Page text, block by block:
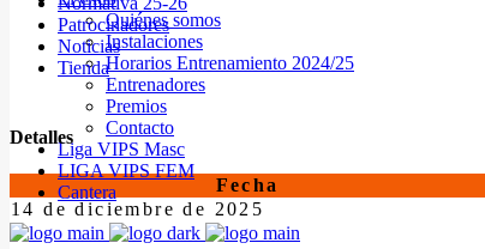
Quiénes somos
Instalaciones
Horarios Entrenamiento 2024/25
Entrenadores
Premios
Contacto
Liga VIPS Masc
LIGA VIPS FEM
Cantera
Patrocinadores
Noticias
Tienda
Detalles
Fecha
14 de diciembre de 2025